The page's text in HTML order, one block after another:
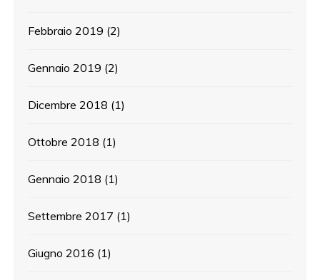
Febbraio 2019 (2)
Gennaio 2019 (2)
Dicembre 2018 (1)
Ottobre 2018 (1)
Gennaio 2018 (1)
Settembre 2017 (1)
Giugno 2016 (1)